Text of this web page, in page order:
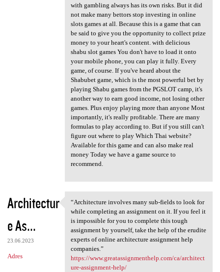
with gambling always has its own risks. But it did
not make many bettors stop investing in online
slots games at all. Because this is a game that can
be said to give you the opportunity to collect prize
money to your heart's content. with delicious
shabu slot games You don't have to load it onto
your mobile phone, you can play it fully. Every
game, of course. If you've heard about the
Shabubet game, which is the most powerful bet by
playing Shabu games from the PGSLOT camp, it's
another way to earn good income, not losing other
games. Plus enjoy playing more than anyone Most
importantly, it's really profitable. There are many
formulas to play according to. But if you still can't
figure out where to play Which Thai website?
Available for this game and can also make real
money Today we have a game source to
recommend.
Architectur
e As...
23.06.2023
Adres
“Architecture involves many
“Architecture involves many sub-fields to look for
while completing an assignment on it. If you feel it
is impossible for you to complete this tough
assignment by yourself, take the help of the erudite
experts of online architecture assignment help
companies.”
https://www.greatassignmenthelp.com/ca/architect
ure-assignment-help/